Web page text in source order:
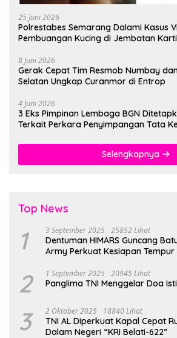
25 Juni 2026
Polrestabes Semarang Dalami Kasus
Pembuangan Kucing di Jembatan
8 Juni 2026
Gerak Cepat Tim Resmob Numbay
Selatan Ungkap Curanmor di Entrop
4 Juni 2026
3 Eks Pimpinan Lembaga BGN
Terkait Perkara Penyimpangan Tata
Selengkapnya
Top News
1 3 September 2025 25852 Lihat
Dentuman HIMARS Guncang
Army Perkuat Kesiapan
2 1 September 2025 20945 Lihat
Panglima TNI Menggelar Doa
3 2 Oktober 2025 18840 Lihat
TNI AL Diperkuat Kapal Cepat
Dalam Negeri “KRI Belati-622”